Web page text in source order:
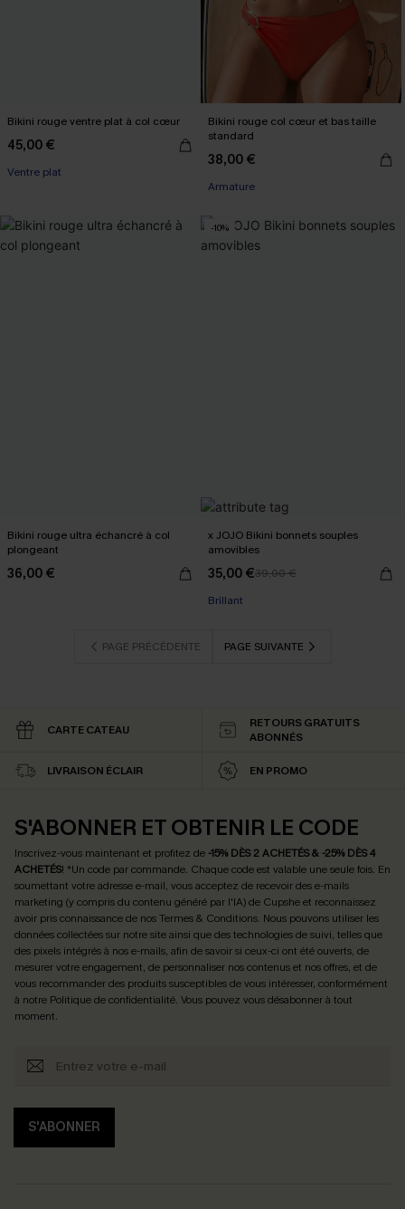
Bikini rouge ventre plat à col cœur
45,00 €
Ventre plat
Bikini rouge col cœur et bas taille
standard
38,00 €
Armature
Bikini rouge ultra échancré à col
plongeant
36,00 €
-10%
x JOJO Bikini bonnets souples
amovibles
35,00 €39,00 €
Brillant
PAGE PRÉCÉDENTE PAGE SUIVANTE
CARTE CATEAU
RETOURS GRATUITS
ABONNÉS
LIVRAISON ÉCLAIR EN PROMO
S'ABONNER ET OBTENIR LE CODE
Inscrivez-vous maintenant et profitez de -15% DÈS 2 ACHETÉS & -25% DÈS 4
ACHETÉS! *Un code par commande. Chaque code est valable une seule fois. En
soumettant votre adresse e-mail, vous acceptez de recevoir des e-mails
marketing (y compris du contenu généré par l'IA) de Cupshe et reconnaissez
avoir pris connaissance de nosTermes & Conditions. Nous pouvons utiliser les
données collectées sur notre site ainsi que des technologies de suivi, telles que
des pixels intégrés à nos e-mails, afin de savoir si ceux-ci ont été ouverts, de
mesurer votre engagement, de personnaliser nos contenus et nos offres, et de
vous recommander des produits susceptibles de vous intéresser, conformément
à notre Politique de confidentialité. Vous pouvez vous désabonner à tout
moment.
S'ABONNER